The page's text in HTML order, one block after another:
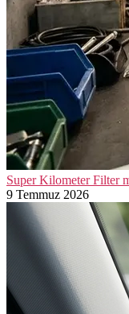
Super Kilometer Filter
9 Temmuz 2026